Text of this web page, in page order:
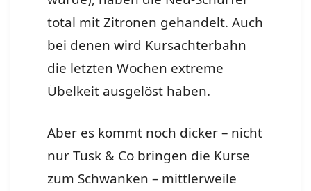
total mit Zitronen gehandelt. Auch
bei denen wird Kursachterbahn
die letzten Wochen extreme
Übelkeit ausgelöst haben.
Aber es kommt noch dicker – nicht
nur Tusk & Co bringen die Kurse
zum Schwanken – mittlerweile